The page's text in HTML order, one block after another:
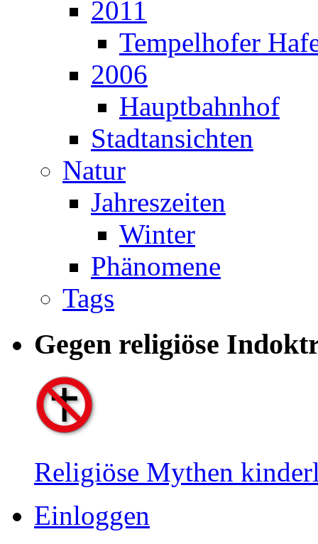
2011
Tempelhofer
2006
Hauptbahnhof
Stadtansichten
Natur
Jahreszeiten
Winter
Phänomene
Tags
Gegen religiöse
Religiöse Mythen
Einloggen